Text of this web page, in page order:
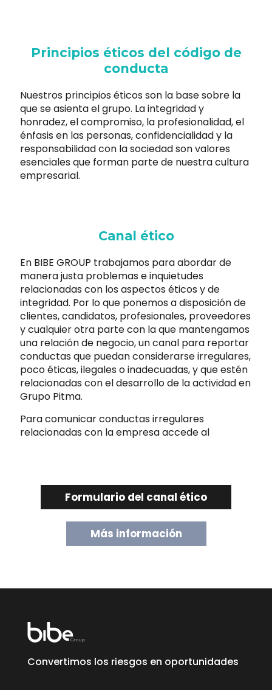
Principios éticos del código de
conducta
Nuestros principios éticos son la base sobre la
que se asienta el grupo. La integridad y
honradez, el compromiso, la profesionalidad, el
énfasis en las personas, confidencialidad y la
responsabilidad con la sociedad son valores
esenciales que forman parte de nuestra cultura
empresarial.
Canal ético
En BIBE GROUP trabajamos para abordar de
manera justa problemas e inquietudes
relacionadas con los aspectos éticos y de
integridad. Por lo que ponemos a disposición de
clientes, candidatos, profesionales, proveedores
y cualquier otra parte con la que mantengamos
una relación de negocio, un canal para reportar
conductas que puedan considerarse irregulares,
poco éticas, ilegales o inadecuadas, y que estén
relacionadas con el desarrollo de la actividad en
Grupo Pitma.
Para comunicar conductas irregulares
relacionadas con la empresa accede al
Formulario del canal ético
Más información
Convertimos los riesgos en oportunidades